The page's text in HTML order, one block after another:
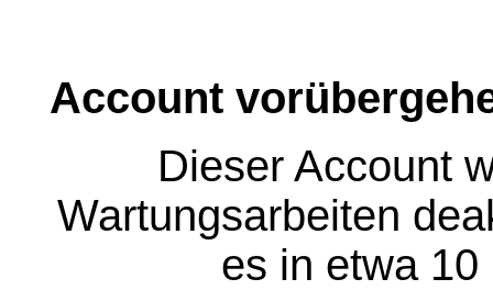
Account
Dieser Account
Wartungsarbeiten
es in etwa